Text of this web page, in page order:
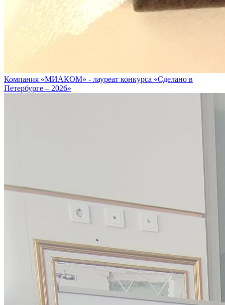
Компания «МИАКОМ» - лауреат конкурса «Сделано в
Петербурге – 2026»